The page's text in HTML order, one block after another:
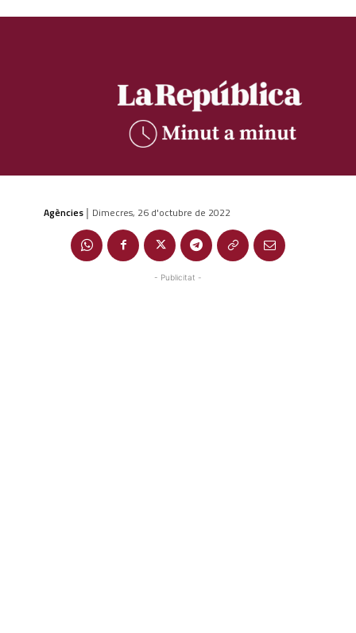
Agències | Dimecres, 26 d'octubre de 2022
- Publicitat -